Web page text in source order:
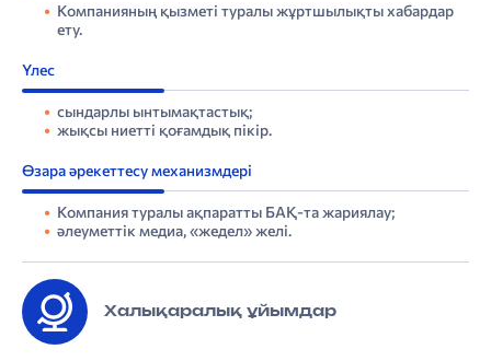
Компанияның қызметі туралы жұртшылықты хабардар
ету.
Үлес
сындарлы ынтымақтастық;
жықсы ниетті қоғамдық пікір.
Өзара әрекеттесу механизмдері
Компания туралы ақпаратты БАҚ-та жариялау;
әлеуметтік медиа, «жедел» желі.
Халықаралық ұйымдар